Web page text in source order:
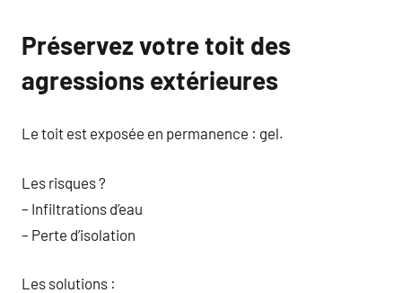
Préservez votre toit des
agressions extérieures
Le toit est exposée en permanence : gel.
Les risques ?
– Infiltrations d’eau
– Perte d’isolation
Les solutions :